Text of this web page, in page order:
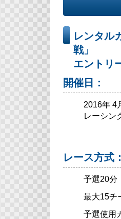
レンタル
戦」
エントリ
開催日：
2016年 4
レーシン
レース方式
予選20分
最大15チ
予選使用